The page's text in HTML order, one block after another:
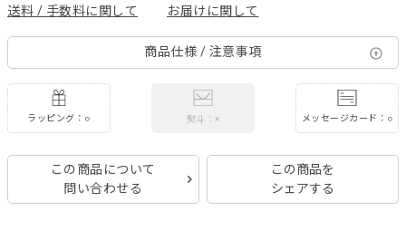
送料 / 手数料に関して お届けに関して
商品仕様 / 注意事項
ラッピング：○ 熨斗：× メッセージカード：○
この商品について
問い合わせる
この商品を
シェアする